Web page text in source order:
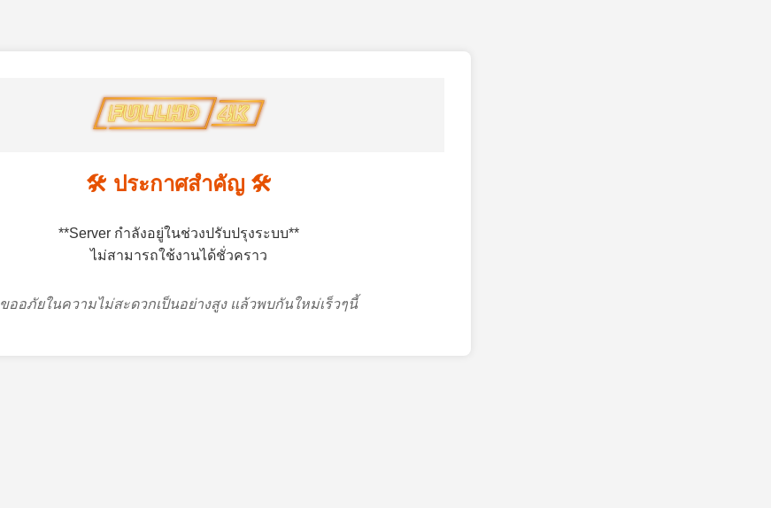
🛠️ ประกาศสำคัญ 🛠️
**Server กำลังอยู่ในช่วงปรับปรุงระบบ**
ไม่สามารถใช้งานได้ชั่วคราว
ขออภัยในความไม่สะดวกเป็นอย่างสูง แล้วพบกันใหม่เร็วๆนี้